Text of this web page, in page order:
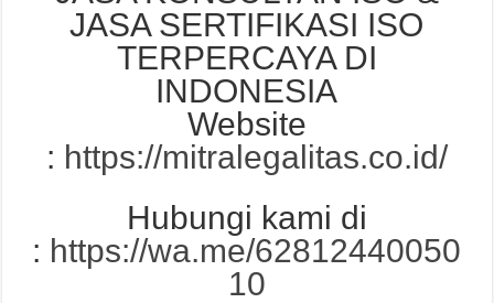
JASA SERTIFIKASI ISO
TERPERCAYA DI
INDONESIA
Website
: https://mitralegalitas.co.id/
Hubungi kami di
: https://wa.me/62812440050
10